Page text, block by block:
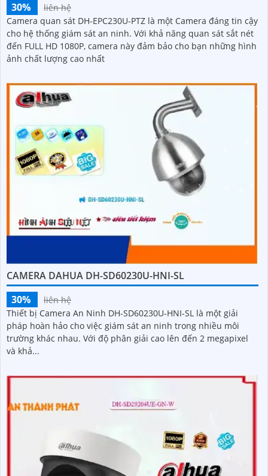
30%
liên hệ
Camera quan sát DH-EPC230U-PTZ là một Camera đáng tin cậy
cho hệ thống giám sát an ninh. Với khả năng quan sát sắt nét
đến FULL HD 1080P, camera này đảm bảo cho bạn những hình
ảnh chất lượng cao nhất
CAMERA DAHUA DH-SD60230U-HNI-SL
30%
liên hệ
Thiết bị Camera An Ninh DH-SD60230U-HNI-SL là một giải
pháp hoàn hảo cho việc giám sát an ninh trong nhiều môi
trường khác nhau. Với độ phân giải cao lên đến 2 megapixel
và khả...